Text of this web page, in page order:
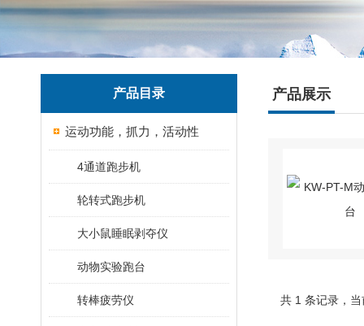
产品目录
运动功能，抓力，活动性
4通道跑步机
轮转式跑步机
大小鼠睡眠剥夺仪
动物实验跑台
转棒疲劳仪
产品展示
共 1 条记录，